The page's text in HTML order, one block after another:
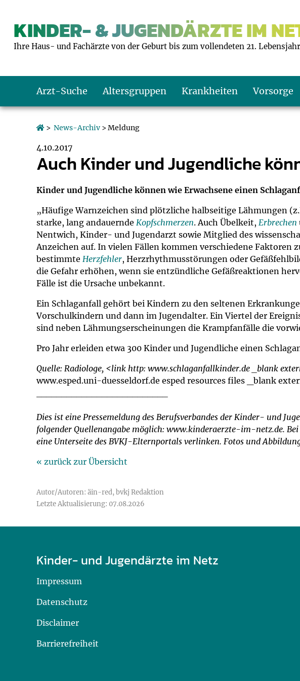
KINDER- & JUGENDÄRZTE IM
Ihre Haus- und Fachärzte von der Geburt bis zum vollendeten 21. Lebensjahr
Arzt-Suche Altersgruppen
Jugendliche
Krankheiten Vorsorge
Teenager: J1 bis J2
Impfreaktionen
Impfsicherheit
Häufige Fragen
Vorsorge- und Impferinnerung
Sofortmaßnahmen
Notdienste
Link-Tipps
Wachstum-Rechner
Empfehlungen zum
Hörlexikon
Entwicklungskalender
Broschüren und Informationsflyer
U0-Vorsorge
> News-Archiv > Meldung
4.10.2017
Auch Kinder und Jugendliche
Kinder und Jugendliche können wie Erwachsene einen
„Häufige Warnzeichen sind plötzliche halbseitige Lähmungen
starke, lang andauernde Kopfschmerzen. Auch Übelkeit, Erbrechen
Nentwich, Kinder- und Jugendarzt sowie Mitglied des
Anzeichen auf. In vielen Fällen kommen verschiedene
bestimmte Herzfehler, Herzrhythmusstörungen oder
die Gefahr erhöhen, wenn sie entzündliche Gefäßreaktionen
Fälle ist die Ursache unbekannt.
Ein Schlaganfall gehört bei Kindern zu den seltenen
Vorschulkindern und dann im Jugendalter. Ein Viertel der
sind neben Lähmungserscheinungen die Krampfanfälle die
Pro Jahr erleiden etwa 300 Kinder und Jugendliche einen
Quelle: Radiologe, <link http: www.schlaganfallkinder.de _blank
www.esped.uni-duesseldorf.de esped resources files _blank
Dies ist eine Pressemeldung des Berufsverbandes der Kinder- und
folgender Quellenangabe möglich: www.kinderaerzte-im-netz.de.
eine Unterseite des BVKJ-Elternportals verlinken. Fotos und
« zurück zur Übersicht
Autor/Autoren: äin-red, bvkj Redaktion
Letzte Aktualisierung: 07.08.2026
Kinder- und Jugendärzte im Netz
Impressum
Datenschutz
Disclaimer
Barrierefreiheit